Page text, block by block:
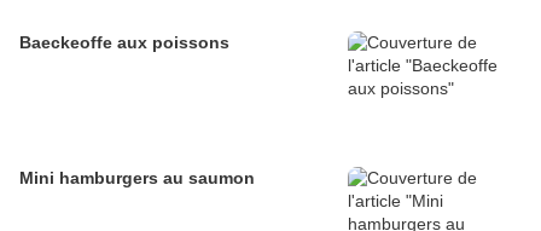
Baeckeoffe aux poissons
Mini hamburgers au saumon